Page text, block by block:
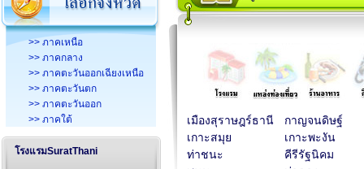
>> ภาคเหนือ
>> ภาคกลาง
>> ภาคตะวันออกเฉียงเหนือ
>> ภาคตะวันตก
>> ภาคตะวันออก
>> ภาคใต้
โรงแรมSuratThani
เมืองสุราษฎร์ธานี
กาญจนดิษฐ์
เกาะสมุย
เกาะพะงัน
ท่าชนะ
คีรีรัฐนิคม